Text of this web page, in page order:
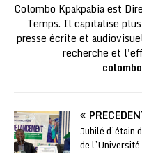
Colombo Kpakpabia est
Temps. Il capitalise
presse écrite et
recherche et
Jubilé d’étain
de